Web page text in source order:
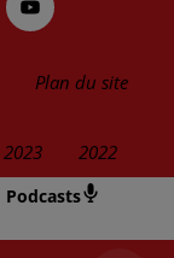
Podcasts
Plan du site
2023 2022